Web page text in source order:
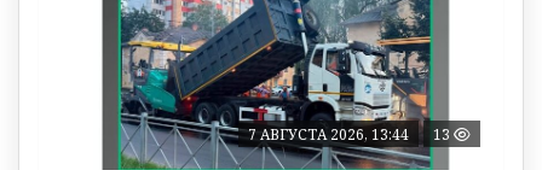
7 АВГУСТА 2026, 13:44 13